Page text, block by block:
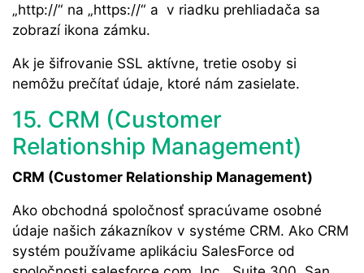
„http://“ na „https://“ a v riadku prehliadača sa
zobrazí ikona zámku.
Ak je šifrovanie SSL aktívne, tretie osoby si
nemôžu prečítať údaje, ktoré nám zasielate.
15. CRM (Customer
Relationship Management)
CRM (Customer Relationship Management)
Ako obchodná spoločnosť spracúvame osobné
údaje našich zákazníkov v systéme CRM. Ako CRM
systém používame aplikáciu SalesForce od